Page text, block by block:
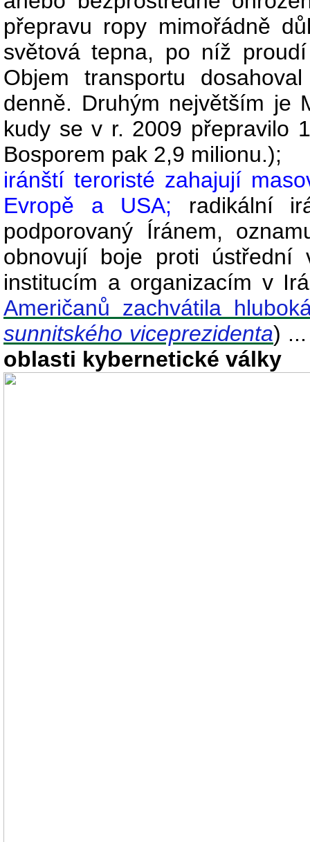
přepravu ropy mimořádně
světová tepna, po níž
Objem transportu
denně. Druhým největším je
kudy se v r. 2009 přepravilo
Bosporem pak 2,9 milionu.);
iránští teroristé zahajují
Evropě a USA;
radikální
podporovaný Íránem,
obnovují boje proti ústřední
institucím a organizacím v
Američanů zachvátila
sunnitského viceprezidenta)
oblasti kybernetické války